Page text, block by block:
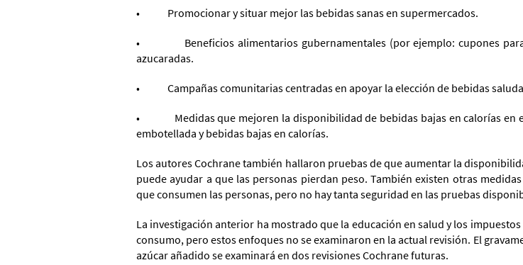
• Promocionar y situar mejor las bebidas sanas en supermercados.
• Beneficios alimentarios gubernamentales (por ejemplo: cupones para
azucaradas.
• Campañas comunitarias centradas en apoyar la elección de bebidas
• Medidas que mejoren la disponibilidad de bebidas bajas en calorías en el
embotellada y bebidas bajas en calorías.
Los autores Cochrane también hallaron pruebas de que aumentar la
puede ayudar a que las personas pierdan peso. También existen otras
que consumen las personas, pero no hay tanta seguridad en las pruebas
La investigación anterior ha mostrado que la educación en salud y los
consumo, pero estos enfoques no se examinaron en la actual revisión. El
azúcar añadido se examinará en dos revisiones Cochrane futuras.